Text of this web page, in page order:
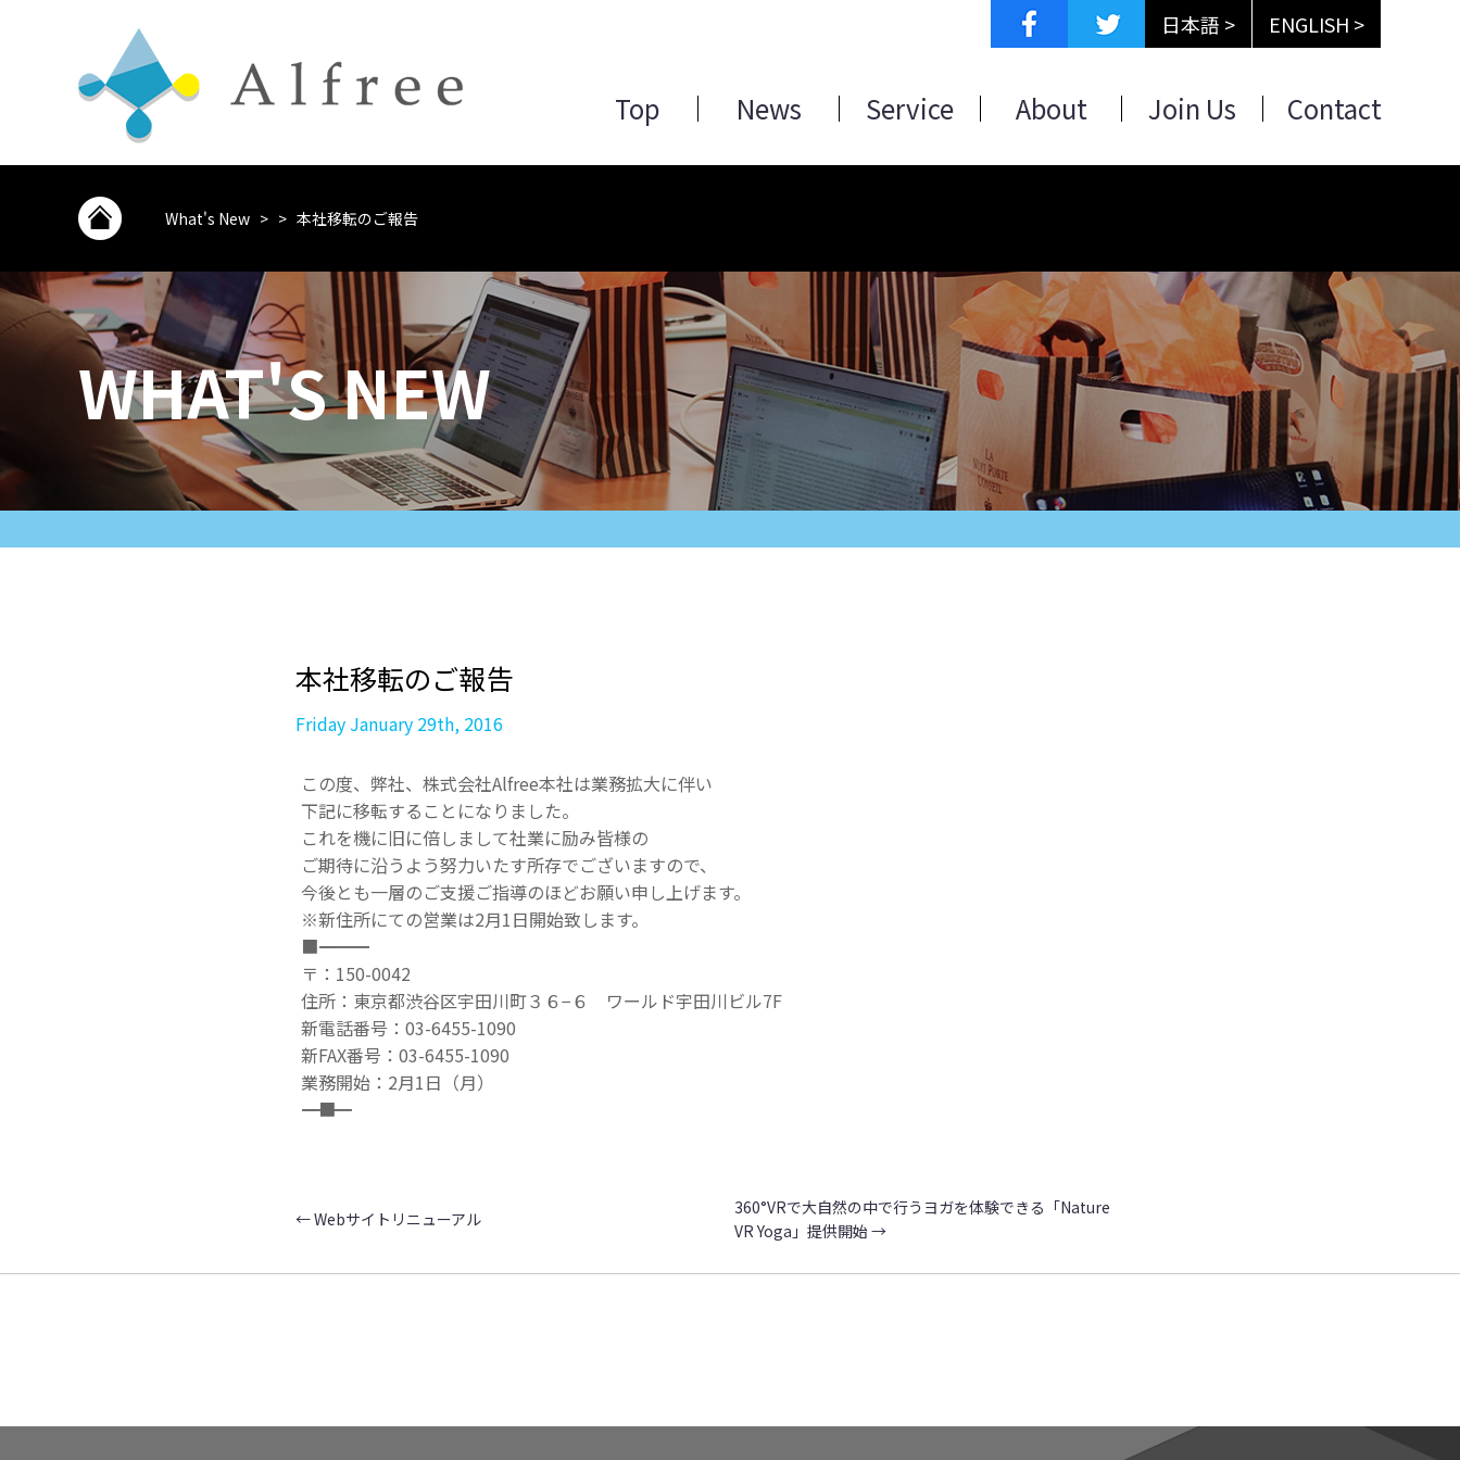
日本語 > ENGLISH >
Top News Service About Join Us Contact
What's New > > 本社移転のご報告
WHAT'S NEW
本社移転のご報告
Friday January 29th, 2016
この度、弊社、株式会社Alfree本社は業務拡大に伴い
下記に移転することになりました。
これを機に旧に倍しまして社業に励み皆様の
ご期待に沿うよう努力いたす所存でございますので、
今後とも一層のご支援ご指導のほどお願い申し上げます。
※新住所にての営業は2月1日開始致します。
■――――――――――――――――――――――
〒：150-0042
住所：東京都渋谷区宇田川町３６−６ ワールド宇田川ビル7F
新電話番号：03-6455-1090
新FAX番号：03-6455-1090
業務開始：2月1日（月）
――――――――――――――――――――――■
←Webサイトリニューアル
360°VRで大自然の中で行うヨガを体験できる「Nature
VR Yoga」提供開始 →